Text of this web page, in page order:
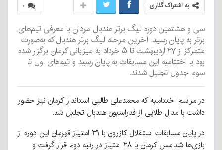
۰ به اشتراک گذاری
سی و هشتمین دوره لیگ برتر هندبال مردان با معرفی تیم‌های
برتر به پایان رسید. آخرین مرحله لیگ برتر هندبال که به‌صورت
متمرکز از ۲۷ اردیبهشت تا ۵ خرداد به میزبانی کرمان برگزار شده
بود با اختتامیه این مسابقات به پایان رسید و تیم‌های اول تا
سوم جدول تجلیل شدند.
در مراسم اختتامیه که محمدعلی طالبی استاندار کرمان نیز حضور
داشت با مدال طلایی از فدراسیون هندبال تجلیل شد.
در پایان مسابقات استقلال کازرون با ۳۱ امتیاز قهرمان این دوره از
بازی‌ها شد.مس کرمان با ۲۸ امتیاز در رتبه دوم قرار گرفت و